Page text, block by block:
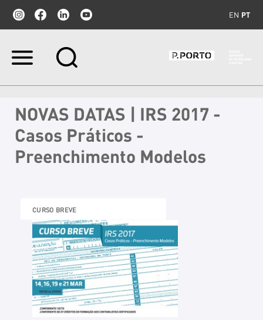
EN PT
Ir
Ir
para
navegação
NOVAS DATAS | IRS 2017 -
Casos Práticos -
Preenchimento Modelos
CURSO BREVE